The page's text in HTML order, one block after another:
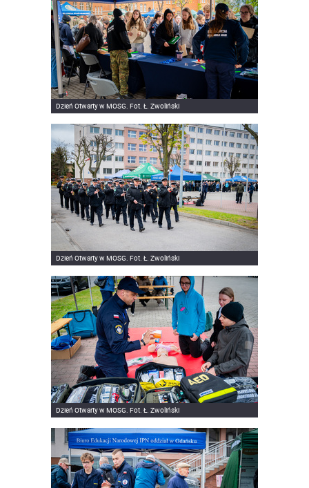
Dzień Otwarty w MOSG. Fot. Ł. Zwoliński
Dzień Otwarty w MOSG. Fot. Ł. Zwoliński
Dzień Otwarty w MOSG. Fot. Ł. Zwoliński